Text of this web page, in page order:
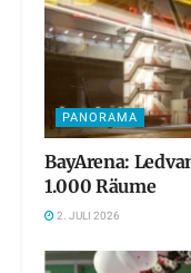
PANORAMA
BayArena:
1.000 Räume
2. JULI 2026